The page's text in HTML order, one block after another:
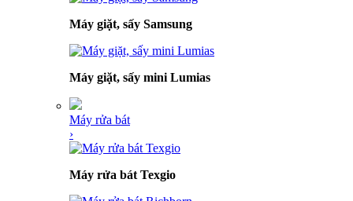
Máy giặt, sấy Samsung
Máy giặt, sấy mini Lumias
Máy rửa bát
›
Máy rửa bát Texgio